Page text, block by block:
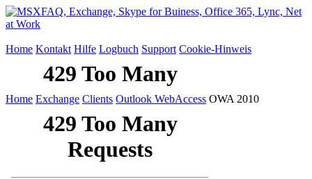
Home Kontakt Hilfe Logbuch Support Cookie-Hinweis
Home Exchange Clients Outlook WebAccess OWA 2010